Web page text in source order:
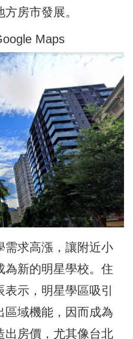
房市發展。
Maps
需求高漲，讓附近小
為新的明星學校。住
示，明星學區吸引
區域機能，因而成為
出房價，尤其像台北